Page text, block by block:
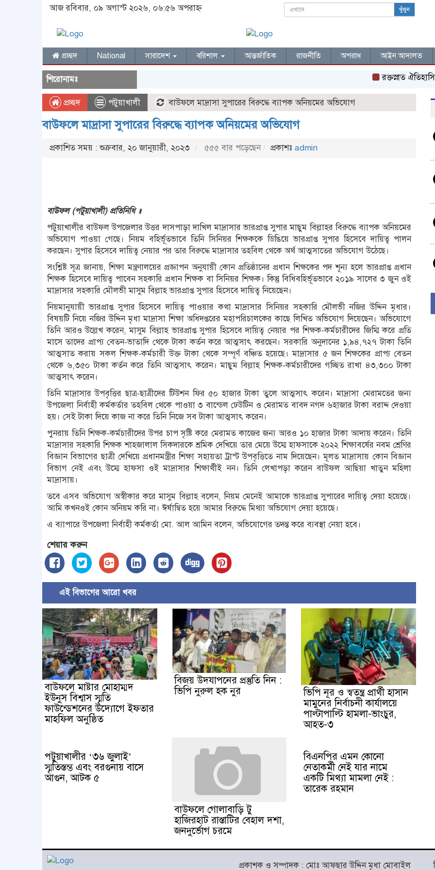
আজ রবিবার, ০৯ অগাস্ট ২০২৬, ০৬:৫৬ অপরাহ্ন খুঁজুন
প্রচ্ছদ National সারাদেশ বরিশাল আন্তর্জাতিক রাজনীতি অপরাধ আইন আদালত
শিরোনামঃ রক্তস্নাত
প্রচ্ছদ পটুয়াখালী বাউফলে মাদ্রাসা সুপারের বিরুদ্ধে ব্যাপক অনিয়মের অভিযোগ
বাউফলে মাদ্রাসা সুপারের বিরুদ্ধে ব্যাপক অনিয়মের অভিযোগ
প্রকাশিত সময় : শুক্রবার, ২০ জানুয়ারী, ২০২৩ ৫৫৫ বার পড়েছেন প্রকাশঃ admin
বাউফল (পটুয়াখালী) প্রতিনিধি ॥
পটুয়াখালীর বাউফল উপজেলার উত্তর দাসপাড়া দাখিল মাদ্রাসার ভারপ্রাপ্ত সুপার মাছুম বিল্লাহর বিরুদ্ধে ব্যাপক অনিয়মের
অভিযোগ পাওয়া গেছে। নিয়ম বহির্ভূতভাবে তিনি সিনিয়র শিক্ষককে ডিঙিয়ে ভারপ্রাপ্ত সুপার হিসেবে দায়িত্ব পালন
করছেন। সুপার হিসেবে দায়িত্ব নেয়ার পর তার বিরুদ্ধে মাদ্রাসার তহবিল থেকে অর্থ আত্মসাতের অভিযোগ উঠেছে।
সংশ্লিষ্ট সূত্র জানায়, শিক্ষা মন্ত্রণালয়ের প্রজ্ঞাপন অনুযায়ী কোন প্রতিষ্ঠানের প্রধান শিক্ষকের পদ শূন্য হলে ভারপ্রাপ্ত প্রধান
শিক্ষক হিসেবে দায়িত্ব পাবেন সহকারি প্রধান শিক্ষক বা সিনিয়র শিক্ষক। কিন্তু বিধিবহির্ভূতভাবে ২০১৯ সালের ৩ জুন ওই
মাদ্রাসার সহকারি মৌলভী মাসুম বিল্লাহ ভারপ্রাপ্ত সুপার হিসেবে দায়িত্ব নিয়েছেন।
নিয়মানুযায়ী ভারপ্রাপ্ত সুপার হিসেবে দায়িত্ব পাওয়ার কথা মাদ্রাসার সিনিয়র সহকারি মৌলভী নজির উদ্দিন মৃধার।
বিষয়টি নিয়ে নজির উদ্দিন মৃধা মাদ্রাসা শিক্ষা অধিদপ্তরের মহাপরিচালকের কাছে লিখিত অভিযোগ দিয়েছেন। অভিযোগে
তিনি আরও উল্লেখ করেন, মাসুম বিল্লাহ ভারপ্রাপ্ত সুপার হিসেবে দায়িত্ব নেয়ার পর শিক্ষক-কর্মচারীদের জিম্মি করে প্রতি
মাসে তাদের প্রাপ্য বেতন-ভাতাদি থেকে টাকা কর্তন করে আত্মসাৎ করছেন। সরকারি অনুদানের ১,৯৪,৭২৭ টাকা তিনি
আত্মসাত করায় সকল শিক্ষক-কর্মচারী উক্ত টাকা থেকে সম্পূর্ণ বঞ্চিত হয়েছে। মাদ্রাসার ৫ জন শিক্ষকের প্রাপ্য বেতন
থেকে ৬,৩৫০ টাকা কর্তন করে তিনি আত্মসাৎ করেন। মাছুম বিল্লাহ শিক্ষক-কর্মচারীদের গচ্ছিত রাখা ৪৩,৩০০ টাকা
আত্মসাৎ করেন।
তিনি মাদ্রাসার উপবৃত্তির ছাত্র-ছাত্রীদের টিউশন ফির ৫০ হাজার টাকা তুলে আত্মসাৎ করেন। মাদ্রাসা মেরামতের জন্য
উপজেলা নির্বাহী কর্মকর্তার তহবিল থেকে পাওয়া ৩ বান্ডেল ঢেউটিন ও মেরামত বাবদ নগদ ৬হাজার টাকা বরাদ্দ দেওয়া
হয়। সেই টাকা দিয়ে কাজ না করে তিনি নিজে সব টাকা আত্মসাৎ করেন।
পুনরায় তিনি শিক্ষক-কর্মচারীদের উপর চাপ সৃষ্টি করে মেরামত কাজের জন্য আরও ১০ হাজার টাকা আদায় করেন। তিনি
মাদ্রাসার সহকারি শিক্ষক শাহজালাল সিকদারকে শ্রমিক দেখিয়ে তার মেয়ে উম্মে হাফসাকে ২০২২ শিক্ষাবর্ষের নবম শ্রেণির
বিজ্ঞান বিভাগের ছাত্রী দেখিয়ে প্রধানমন্ত্রীর শিক্ষা সহায়তা ট্রাস্ট উপবৃত্তিতে নাম দিয়েছেন। মূলত মাদ্রাসায় কোন বিজ্ঞান
বিভাগ নেই এবং উম্মে হাফসা ওই মাদ্রাসার শিক্ষার্থীই নন। তিনি লেখাপড়া করেন বাউফল আছিয়া খাতুন মহিলা
মাদ্রাসায়।
তবে এসব অভিযোগ অস্বীকার করে মাসুম বিল্লাহ বলেন, নিয়ম মেনেই আমাকে ভারপ্রাপ্ত সুপারের দায়িত্ব দেয়া হয়েছে।
আমি কখনওই কোন অনিয়ম করি না। ঈর্ষান্বিত হয়ে আমার বিরুদ্ধে মিথ্যা অভিযোগ দেয়া হয়েছে।
এ ব্যাপারে উপজেলা নির্বাহী কর্মকর্তা মো. আল আমিন বলেন, অভিযোগের তদন্ত করে ব্যবস্থা নেয়া হবে।
শেয়ার করুন
এই বিভাগের আরো খবর
বাউফলে মাষ্টার মোহাম্মদ
ইউনুস বিশ্বাস স্মৃতি
ফাউন্ডেশনের উদ্যােগে ইফতার
মাহফিল অনুষ্ঠিত
বিজয় উদযাপনের প্রস্তুতি নিন :
ভিপি নুরুল হক নুর
ভিপি নূর ও স্বতন্ত্র প্রার্থী হাসান
মামুনের নির্বাচনী কার্যালয়ে
পাল্টাপাল্টি হামলা-ভাংচুর,
আহত-৩
পটুয়াখালীর ‘৩৬ জুলাই’
স্মৃতিস্তম্ভ এবং বরগুনায় বাসে
আগুন, আটক ৫
বাউফলে গোলাবাড়ি টু
হাজিরহাট রাস্তাটির বেহাল দশা,
জনদুর্ভোগ চরমে
বিএনপির এমন কোনো
নেতাকর্মী নেই যার নামে
একটি মিথ্যা মামলা নেই :
তারেক রহমান
প্রকাশক ও সম্পাদক : মোঃ আফছার উদ্দিন মৃধা মোবাইল